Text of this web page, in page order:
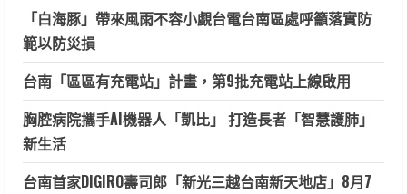
「白海豚」帶來風雨不容小覷台電台南區處呼籲落實防
範以防災損
台南「區區有充電站」計畫，第9批充電站上線啟用
胸腔病院攜手AI機器人「凱比」 打造長者「智慧護肺」
新生活
台南首家DIGIRO壽司郎「新光三越台南新天地店」8月7